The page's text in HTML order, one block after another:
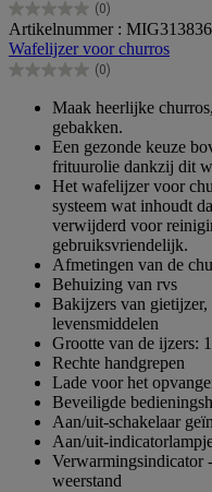
(0)
0.0
van
de
5
Artikelnummer :
Wafelijzer voor churros
(0)
0.0
sterren.
Maak heerlijke
gebakken.
Een gezonde keuze
frituurolie dankzij dit
Het wafelijzer voor
systeem wat inhoudt
verwijderd voor
gebruiksvriendelijk.
Afmetingen van de
Behuizing van rvs
Bakijzers van
levensmiddelen
Grootte van de ijzers:
Rechte handgrepen
Lade voor het
Beveiligde
Aan/uit-schakelaar
Aan/uit-
Verwarmingsindicator
weerstand